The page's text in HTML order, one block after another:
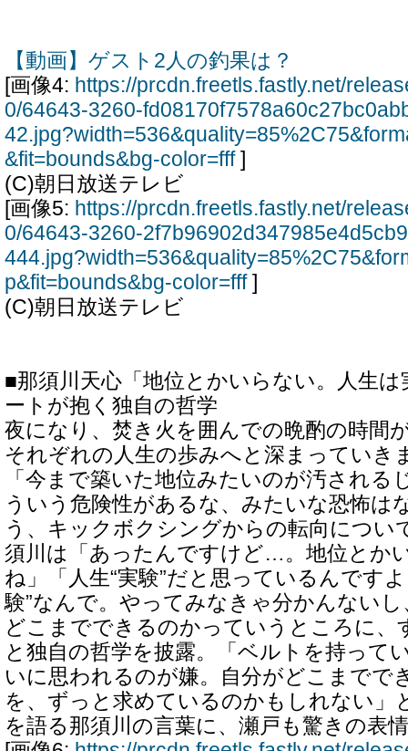
【動画】ゲスト2人の釣果は？
[画像4: https://prcdn.freetls.fastly.net/
0/64643-3260-
&fit=bounds&bg-color=fff]
(C)朝日放送テレビ
[画像5: https://prcdn.freetls.fastly.net/
0/64643-3260-
p&fit=bounds&bg-color=fff]
(C)朝日放送テレビ
■那須川天心「地位とかいらない。人生
ートが抱く独自の哲学
夜になり、焚き火を囲んでの晩酌の時間
それぞれの人生の歩みへと深まっていき
「今まで築いた地位みたいのが汚され
ういう危険性があるな、みたいな恐怖は
う、キックボクシングからの転向につい
須川は「あったんですけど…。地位とか
ね」「人生“実験”だと思っているんです
験”なんで。やってみなきゃ分かんない
どこまでできるのかっていうところに、
と独自の哲学を披露。「ベルトを持って
いに思われるのが嫌。自分がどこまでで
を、ずっと求めているのかもしれない」
を語る那須川の言葉に、瀬戸も驚きの表